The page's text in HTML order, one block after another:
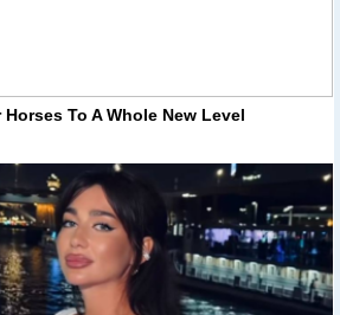
To A Whole New Level